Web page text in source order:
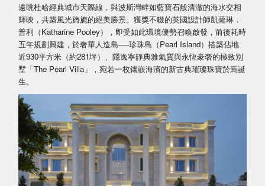
遠眺杜哈經典城市天際線，與波斯灣畔如藍寶石般清澈的海水交相
輝映，共築風光旖旎的絕美勝景。獲獎不輟的英國設計師凱薩琳．
普利（Katharine Pooley），即受如此環境優勢召喚啟發，前後耗時
五年規劃興建，於奢華人造島──珍珠島（Pearl Island）搭築佔地
近930平方米（約281坪）、隱逸寧靜典雅氣質與永恆豪奢的極致別
墅「The Pearl Villa」，宛若一枚鑲嵌海濱的新古典璀璨珠寶於焉誕
生。